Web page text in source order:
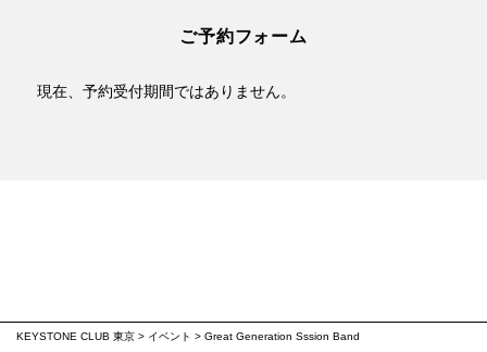
ご予約フォーム
現在、予約受付期間ではありません。
KEYSTONE CLUB 東京 > イベント > Great Generation Sssion Band